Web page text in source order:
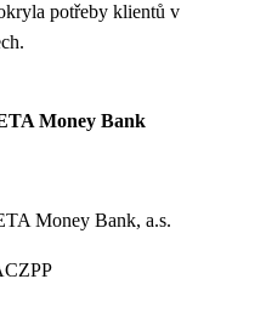
potřeby klientů v
Money Bank
Money Bank, a.s.